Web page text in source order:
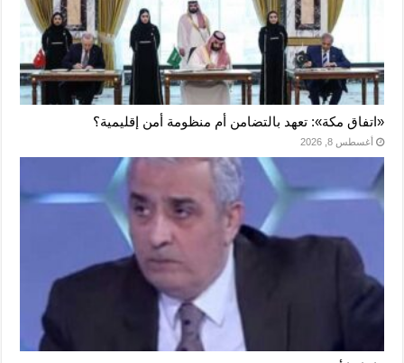
«اتفاق مكة»: تعهد بالتضامن أم منظومة أمن إقليمية؟
أغسطس 8, 2026